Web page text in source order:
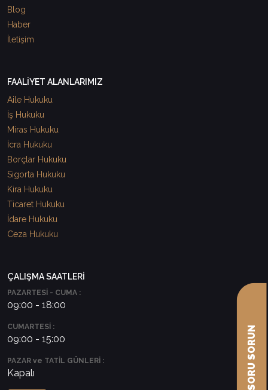
Blog
Haber
İletişim
FAALİYET ALANLARIMIZ
Aile Hukuku
İş Hukuku
Miras Hukuku
İcra Hukuku
Borçlar Hukuku
Sigorta Hukuku
Kira Hukuku
Ticaret Hukuku
İdare Hukuku
Ceza Hukuku
ÇALIŞMA SAATLERİ
PAZARTESİ - CUMA :
09:00 - 18:00
CUMARTESİ :
09:00 - 15:00
PAZAR ve TATİL GÜNLERİ :
Kapalı